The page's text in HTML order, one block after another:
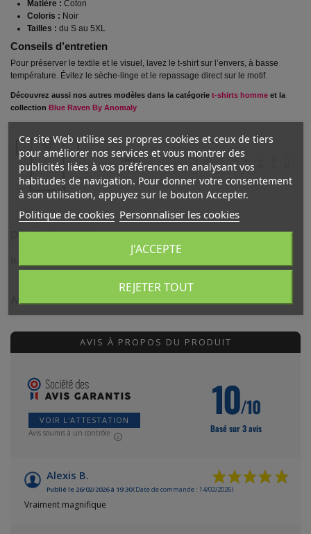
Matière : Coton
Coloris : Noir
Tailles : du S au 5XL
Conseils d’entretien
Pour préserver le textile et le visuel, lavez le t-shirt sur l’envers, à basse
température. Évitez le sèche-linge et le repassage direct sur le motif.
Découvrez aussi nos autres modèles dans la catégorie t-shirts homme et la
collection Blue Raven By Anomaly
Détails du produit
AVIS À PROPOS DU PRODUIT
VOIR L'ATTESTATION
Avis soumis à un contrôle
10/10
Basé sur 3 avis
Alexis B.
Publié le 26/02/2026 à 19:30(Date de commande : 14/02/2026)
Vraiment magnifique
Ce site Web utilise ses propres cookies et ceux de tiers
pour améliorer nos services et vous montrer des
publicités liées à vos préférences en analysant vos
habitudes de navigation. Pour donner votre consentement
à son utilisation, appuyez sur le bouton Accepter.
Politique de cookies Personnaliser les cookies
REJETER TOUT
J'ACCEPTE